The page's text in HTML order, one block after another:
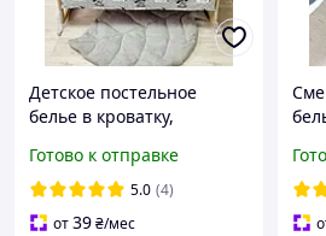
Детское постельное
белье в кроватку,
белья в кровать из 9
предметов
Готово к отправке
5.0 (4)
от39₴/мес
60